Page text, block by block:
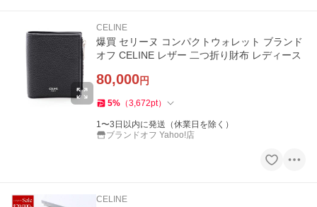
CELINE
爆買 セリーヌ コンパクトウォレット ブランド
オフ CELINE レザー 二つ折り財布 レディース
80,000円
5% （3,672pt）
1〜3日以内に発送（休業日を除く）
ブランドオフ Yahoo!店
CELINE